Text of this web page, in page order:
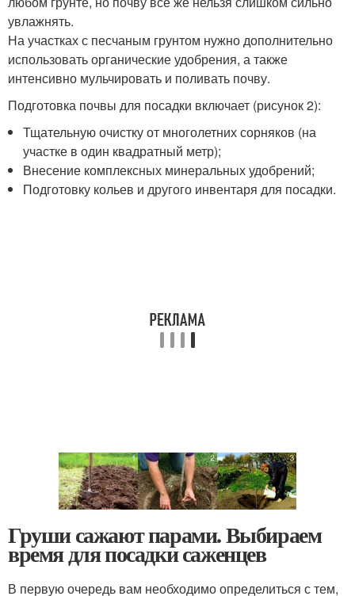
увлажнять.
На участках с песчаным грунтом нужно дополнительно
использовать органические удобрения, а также
интенсивно мульчировать и поливать почву.
Подготовка почвы для посадки включает (рисунок 2):
Тщательную очистку от многолетних сорняков (на
участке в один квадратный метр);
Внесение комплексных минеральных удобрений;
Подготовку кольев и другого инвентаря для посадки.
Груши сажают парами. Выбираем
время для посадки саженцев
В первую очередь вам необходимо определиться с тем,